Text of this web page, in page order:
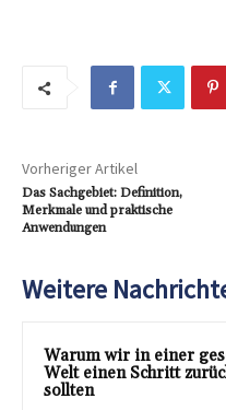
Vorheriger Artikel
Das Sachgebiet: Definition,
Merkmale und praktische
Anwendungen
Weitere
Warum wir in einer
Welt einen Schritt
sollten